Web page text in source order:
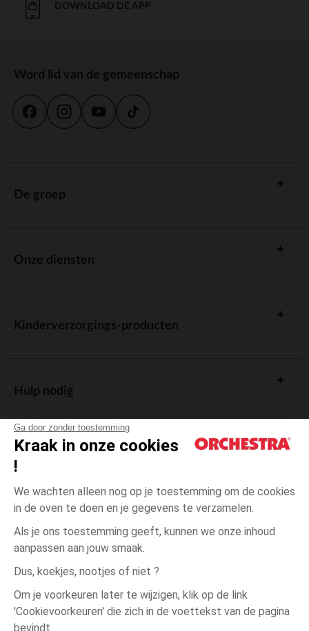
Ga door zonder toestemming
Kraak in onze cookies
!
We wachten alleen nog op je toestemming om de cookies
in de oven te doen en je gegevens te verzamelen.
Als je ons toestemming geeft, kunnen we onze inhoud
aanpassen aan jouw smaak.
Dus, koekjes, nootjes of niet ?
Om je voorkeuren later te wijzigen, klik op de link
'Cookievoorkeuren' die zich in de voettekst van de pagina
bevindt.
Blauw Blauw
één
DOWNLOAD DE APP
Word lid van de gemeenschap
De groep
Onze diensten
Kinderverzorgings-producten
Hulp nodig
Algemene verkoopsvoorwaarden
Wettelijke bepalingen
Persoonsgegevens